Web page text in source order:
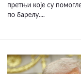
претњи које су
по барелу....